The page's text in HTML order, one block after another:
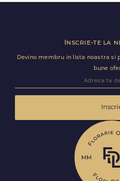
Florile sunt livrate rapid,
Inscrie-te la
Devino membru in lista noastra si
bune